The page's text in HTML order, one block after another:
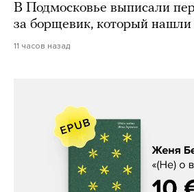
В Подмосковье выписали
за борщевик, который
11 часов назад